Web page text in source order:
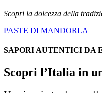
Scopri la dolcezza della
PASTE DI MANDORLA
SAPORI AUTENTICI DA
Scopri l’Italia in